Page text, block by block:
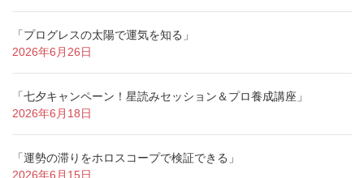
「プログレスの太陽で運気を知る」
2026年6月26日
「七夕キャンペーン！星読みセッション＆プロ養成講座」
2026年6月18日
「運勢の滞りをホロスコープで検証できる」
2026年6月15日